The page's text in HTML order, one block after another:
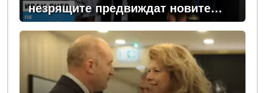
незрящите предвиждат новите
изборни правила! (ВИДЕО)